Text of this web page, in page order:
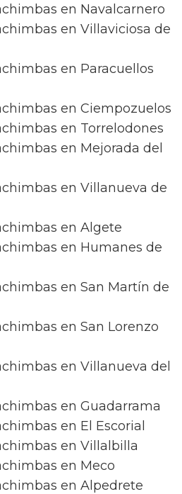
en Navalcarnero
en Villaviciosa de
en Paracuellos
en Ciempozuelos
en Torrelodones
en Mejorada del
en Villanueva de
en Algete
en Humanes de
en San Martín de
en San Lorenzo
en Villanueva del
en Guadarrama
en El Escorial
en Villalbilla
en Meco
en Alpedrete